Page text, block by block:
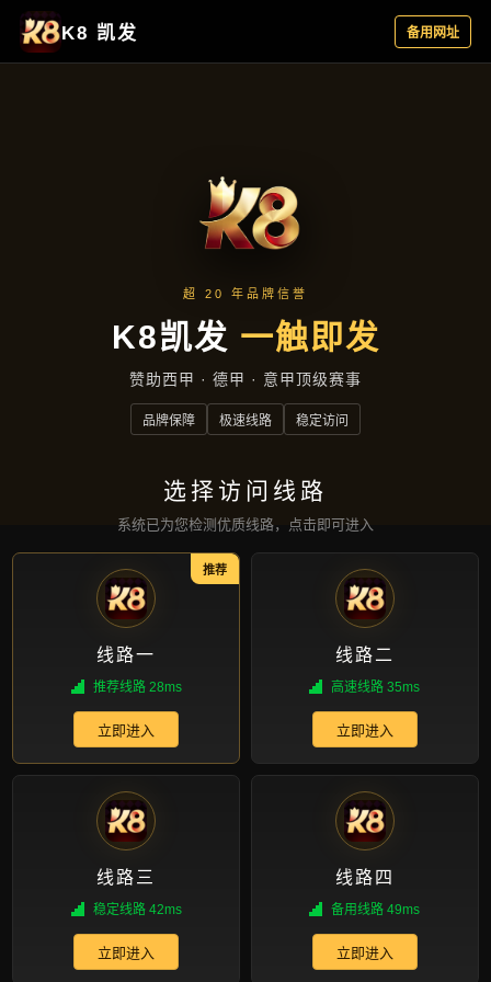
公司动态
首页 公司动态